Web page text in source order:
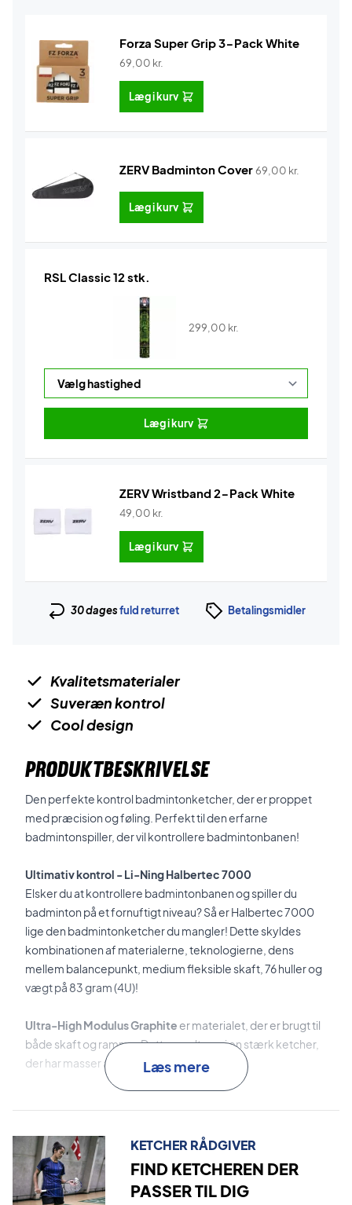
Forza Super Grip 3-Pack White
69,00 kr.
Læg i kurv
ZERV Badminton Cover69,00 kr.
Læg i kurv
RSL Classic 12 stk.
299,00 kr.
Læg i kurv
ZERV Wristband 2-Pack White
49,00 kr.
Læg i kurv
30 dagesfuld returret Betalingsmidler
Kvalitetsmaterialer
Suveræn kontrol
Cool design
PRODUKTBESKRIVELSE
Den perfekte kontrol badmintonketcher, der er proppet
med præcision og føling. Perfekt til den erfarne
badmintonspiller, der vil kontrollere badmintonbanen!
Ultimativ kontrol - Li-Ning Halbertec 7000
Elsker du at kontrollere badmintonbanen og spiller du
badminton på et fornuftigt niveau? Så er Halbertec 7000
lige den badmintonketcher du mangler! Dette skyldes
kombinationen af materialerne, teknologierne, dens
mellem balancepunkt, medium fleksible skaft, 76 huller og
vægt på 83 gram (4U)!
Ultra-High Modulus Graphite er materialet, der er brugt til
både skaft og ramme. Dette resulterer i en stærk ketcher,
der har masser af føling og kontol.
rammen. Dette mindsker de uønskede vibrationer og
optimerer rammens performance.
Dynamic-Optimum Frameer den innovative teknologi,
Læs mere
KETCHER RÅDGIVER
FIND KETCHEREN DER
PASSER TIL DIG